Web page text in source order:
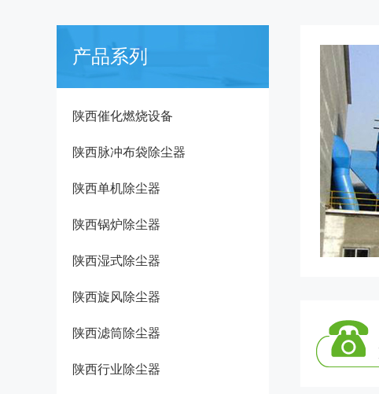
产品系列
陕西催化燃烧设备
陕西脉冲布袋除尘器
陕西单机除尘器
陕西锅炉除尘器
陕西湿式除尘器
陕西旋风除尘器
陕西滤筒除尘器
陕西行业除尘器